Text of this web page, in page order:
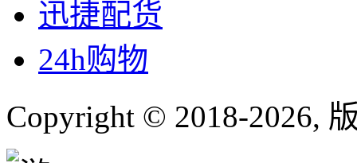
迅捷配货
24h购物
Copyright © 2018-2026,